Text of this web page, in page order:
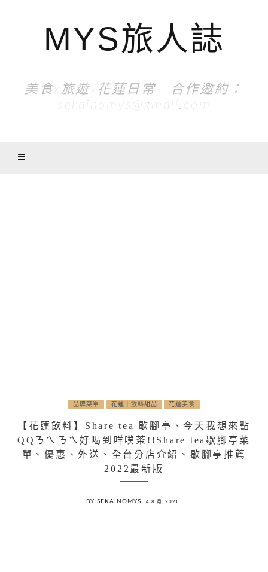
MYS旅人誌
美食x旅遊x花蓮日常 合作邀約：
sekainomys@gmail.com
品牌菜單 花蓮｜飲料甜品 花蓮美食
【花蓮飲料】Share tea 歇腳亭、今天我想來點
QQㄋㄟㄋㄟ好喝到咩噗茶!!Share tea歇腳亭菜
單、優惠、外送、全台分店介紹、歇腳亭推薦
2022最新版
BY SEKAINOMYS 4 8 月, 2021